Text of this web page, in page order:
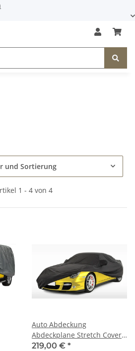
und Sortierung
1 - 4 von 4
Auto Abdeckung
Abdeckplane Stretch Cover
Ganzgarage indoor für Ford
219,00 € *